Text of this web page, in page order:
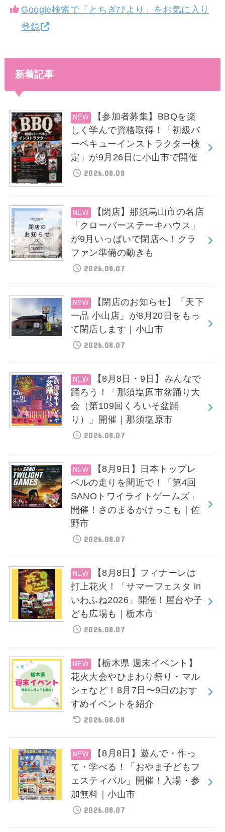
Google検索で「とちぎびより」をお気に入り
登録
新着記事
【参加者募集】BBQを楽
しく学んで資格取得！「初級バ
ーベキューインストラクター検
定」が9月26日に小山市で開催
2026.08.08
【閉店】那須烏山市の名店
「クローバーステーキハウス」
が9月いっぱいで閉店へ！クラ
ファン準備の動きも
2026.08.07
【閉店のお知らせ】「天下
一品 小山店」が8月20日をもっ
て閉店します｜小山市
2026.08.07
【8月8日・9日】みんなで
踊ろう！「那須塩原市盆踊り大
会（第109回くろいそ盆踊
り）」開催｜那須塩原市
2026.08.07
【8月9日】日本トップレ
ベルの走りを間近で！「第4回
SANOトワイライトゲームズ」
開催！さのまるかけっこも｜佐
野市
2026.08.07
【8月8日】フィナーレは
打上花火！「サマーフェスタ in
いわふね2026」開催！屋台や子
ども広場も｜栃木市
2026.08.07
【栃木県 週末イベント】
花火大会やひまわり祭り・マル
シェなど！8月7日〜9日のおす
すめイベントを紹介
2026.08.08
【8月8日】遊んで・作っ
て・学べる！「おやま子どもフ
ェスティバル」開催！入場・参
加無料｜小山市
2026.08.07